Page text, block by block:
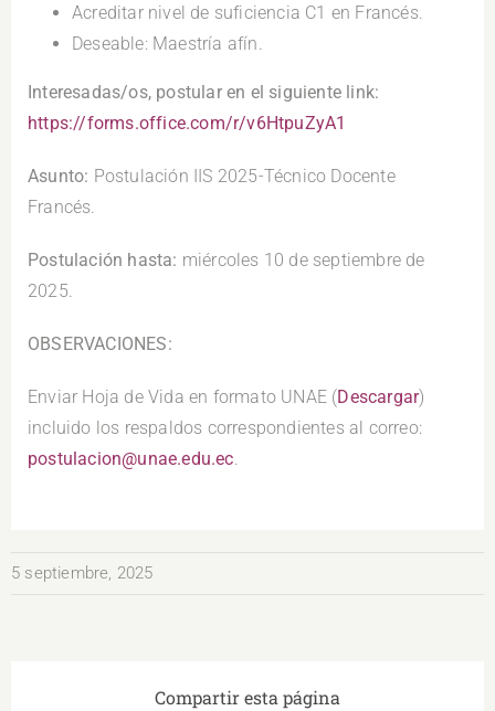
Acreditar nivel de suficiencia C1 en Francés.
Deseable: Maestría afín.
Interesadas/os, postular en el siguiente link:
https://forms.office.com/r/v6HtpuZyA1
Asunto: Postulación IIS 2025-Técnico Docente
Francés.
Postulación hasta: miércoles 10 de septiembre de
2025.
OBSERVACIONES:
Enviar Hoja de Vida en formato UNAE (Descargar)
incluido los respaldos correspondientes al correo:
postulacion@unae.edu.ec
5 septiembre, 2025
Compartir esta página